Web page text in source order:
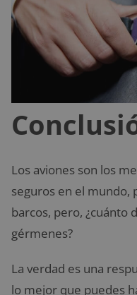
Los aviones son los
seguros en el mundo,
barcos, pero, ¿cuánto
gérmenes?
La verdad es una
lo mejor que puedes